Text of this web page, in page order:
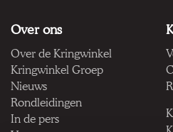
Over ons
Over de Kringwinkel
Kringwinkel Groep
Nieuws
Rondleidingen
In de pers